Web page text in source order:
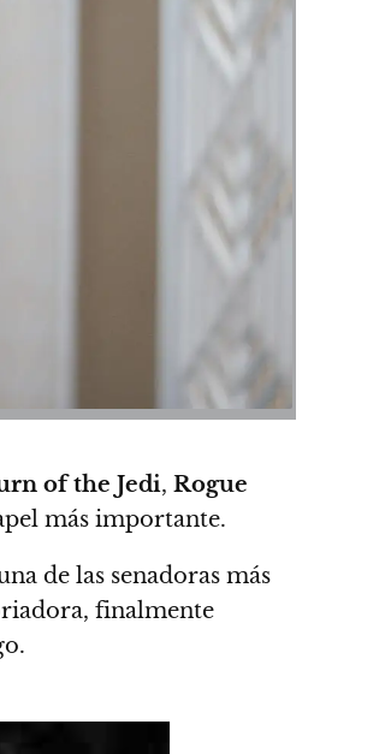
of the Jedi, Rogue
más importante.
de las senadoras más
finalmente